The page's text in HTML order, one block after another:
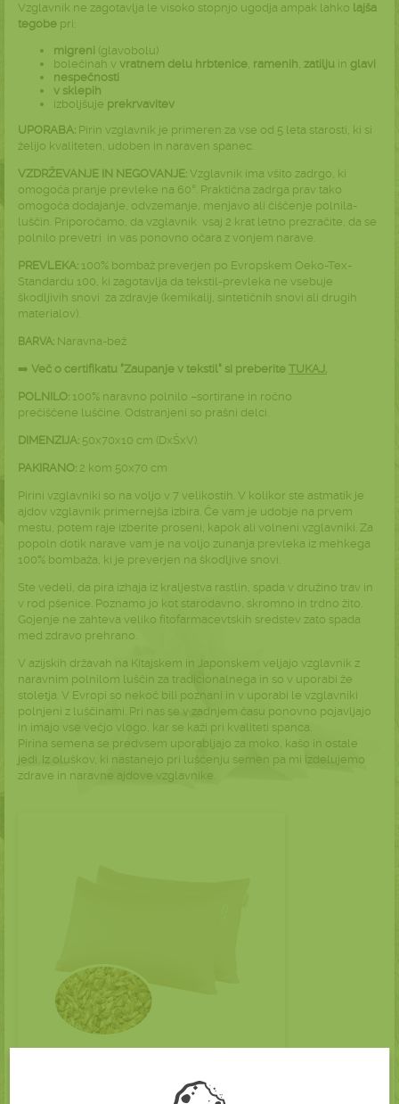
Vzglavnik ne zagotavlja le visoko stopnjo ugodja ampak lahko lajša
tegobe pri:
migreni (glavobolu)
bolečinah v vratnem delu hrbtenice, ramenih, zatilju in glavi
nespečnosti
v sklepih
izboljšuje prekrvavitev
UPORABA: Pirin vzglavnik je primeren za vse od 5 leta starosti, ki si
želijo kvaliteten, udoben in naraven spanec.
VZDRŽEVANJE IN NEGOVANJE: Vzglavnik ima všito zadrgo, ki
omogoča pranje prevleke na 60°. Praktična zadrga prav tako
omogoča dodajanje, odvzemanje, menjavo ali čiščenje polnila-
luščin. Priporočamo, da vzglavnik vsaj 2 krat letno prezračite, da se
polnilo prevetri in vas ponovno očara z vonjem narave.
PREVLEKA: 100% bombaž preverjen po Evropskem Oeko-Tex-
Standardu 100, ki zagotavlja da tekstil-prevleka ne vsebuje
škodljivih snovi za zdravje (kemikalij, sintetičnih snovi ali drugih
materialov).
BARVA: Naravna-bež
➡️ Več o certifikatu "Zaupanje v tekstil" si preberite TUKAJ.
POLNILO: 100% naravno polnilo –sortirane in ročno
prečiščene luščine. Odstranjeni so prašni delci.
DIMENZIJA: 50x70x10 cm (DxŠxV).
PAKIRANO: 2 kom 50x70 cm
Pirini vzglavniki so na voljo v 7 velikostih. V kolikor ste astmatik je
ajdov vzglavnik primernejša izbira. Če vam je udobje na prvem
mestu, potem raje izberite proseni, kapok ali volneni vzglavniki. Za
popoln dotik narave vam je na voljo zunanja prevleka iz mehkega
100% bombaža, ki je preverjen na škodljive snovi.
Ste vedeli, da pira izhaja iz kraljestva rastlin, spada v družino trav in
v rod pšenice. Poznamo jo kot starodavno, skromno in trdno žito.
Gojenje ne zahteva veliko fitofarmacevtskih sredstev zato spada
med zdravo prehrano.
V azijskih državah na Kitajskem in Japonskem veljajo vzglavnik z
naravnim polnilom luščin za tradicionalnega in so v uporabi že
stoletja. V Evropi so nekoč bili poznani in v uporabi le vzglavniki
polnjeni z luščinami. Pri nas se v zadnjem času ponovno pojavljajo
in imajo vse večjo vlogo, kar se kaži pri kvaliteti spanca.
Pirina semena se predvsem uporabljajo za moko, kašo in ostale
jedi. Iz oluškov, ki nastanejo pri luščenju semen pa mi izdelujemo
zdrave in naravne ajdove vzglavnike.